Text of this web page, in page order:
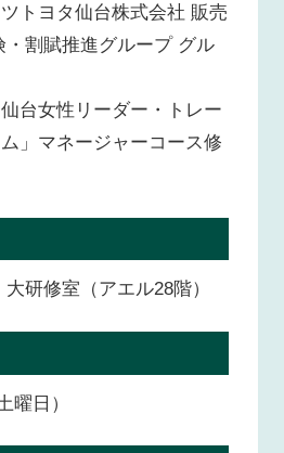
トヨタ仙台株式会社 販売
・割賦推進グループ グル
ー)
台女性リーダー・トレー
」マネージャーコース修
研修室（アエル28階）
曜日）